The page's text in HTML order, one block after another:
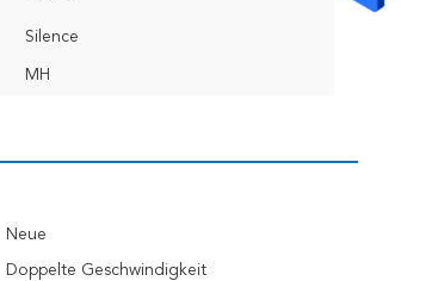
Silence
MH
Neue
Doppelte Geschwindigkeit